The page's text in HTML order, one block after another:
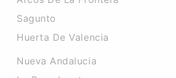
Sagunto
Huerta De Valencia
Nueva Andalucia